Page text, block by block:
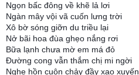
Ngọn bấc đông về khẽ lả lơi
Ngàn mây vội vã cuốn lưng trời
Xô bờ sóng giỡn du triều lại
Nở bãi hoa đùa ghẹo nắng rơi
Bữa lạnh chưa mờ em má đỏ
Đường cong vẫn thắm chị mi ngời
Nghe hồn cuộn chảy đầy xao xuyến